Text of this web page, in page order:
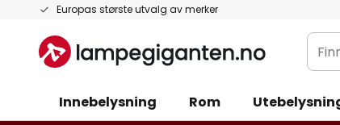
Europas største utvalg av merker
Hopp
innhold
Finn
din
Innebelysning Rom